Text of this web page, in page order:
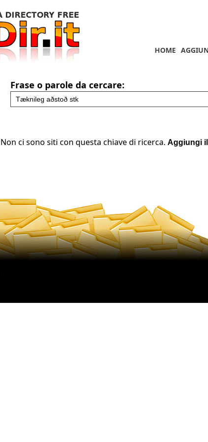
HOME
Frase o parole da cercare:
Non ci sono siti con questa chiave di ricerca. Aggiungi